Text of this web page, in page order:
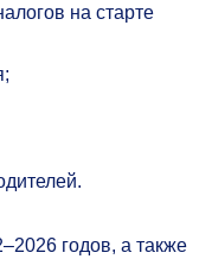
на старте
годов, а также